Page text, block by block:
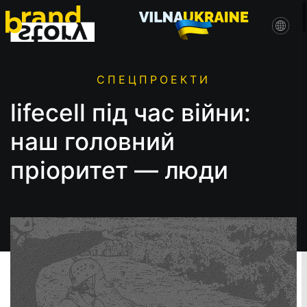
СПЕЦПРОЕКТИ
lifecell під час війни:
наш головний
пріоритет — люди